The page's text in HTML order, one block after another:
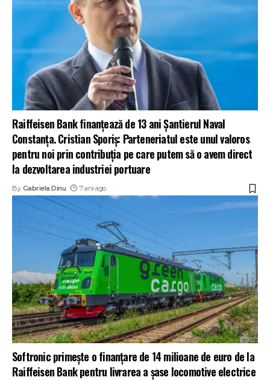
Raiffeisen Bank finanțează de 13 ani Șantierul Naval
Constanța. Cristian Sporiș: Parteneriatul este unul valoros
pentru noi prin contribuția pe care putem să o avem direct
la dezvoltarea industriei portuare
By Gabriela Dinu 7 ani ago
Softronic primește o finanțare de 14 milioane de euro de la
Raiffeisen Bank pentru livrarea a șase locomotive electrice